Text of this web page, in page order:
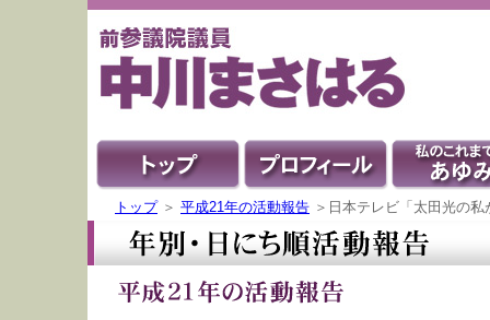
トップ＞ 平成21年の活動報告 ＞日本テレビ「太田光の